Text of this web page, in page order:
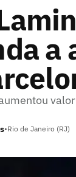
a
•Rio de Janeiro (RJ)